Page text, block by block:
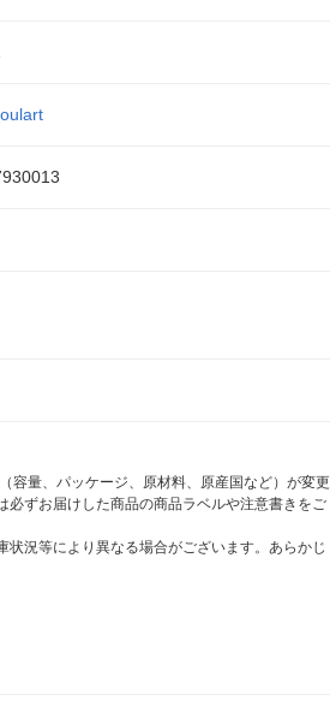
容量、パッケージ、原材料、原産国など）が変更
ずお届けした商品の商品ラベルや注意書きをご
況等により異なる場合がございます。あらかじ